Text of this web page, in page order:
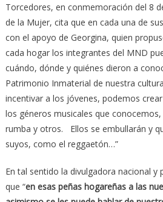
Torcedores, en conmemoración del 8
de la Mujer, cita que en cada una de
con el apoyo de Georgina, quien
cada hogar los integrantes del MND
cuándo, dónde y quiénes dieron a
Patrimonio Inmaterial de nuestra
incentivar a los jóvenes, podemos
los géneros musicales que
rumba y otros. Ellos se embullarán y
suyos, como el reggaetón…”
En tal sentido la divulgadora nacional y
que “en esas peñas hogareñas a las